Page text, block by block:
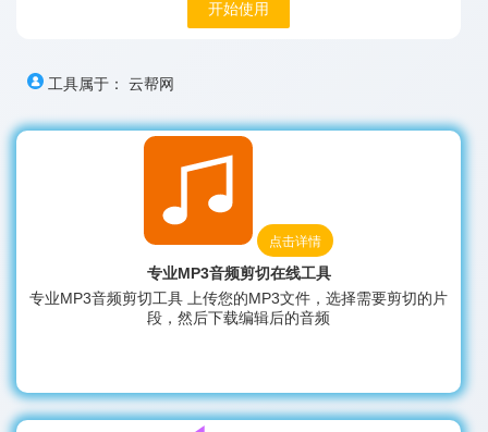
开始使用
工具属于： 云帮网
点击详情
专业MP3音频剪切在线工具
专业MP3音频剪切工具 上传您的MP3文件，选择需要剪切的片
段，然后下载编辑后的音频